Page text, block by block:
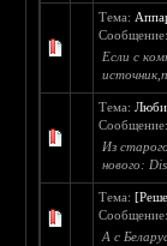
Тема:
Если с
Тема:
Из
нового:
Тема:
А с